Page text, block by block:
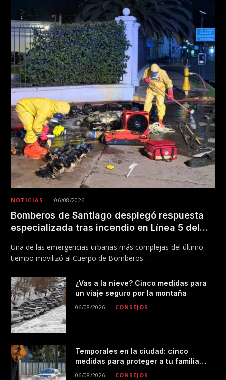
NOTICIAS 06/08/2026
Bomberos de Santiago desplegó respuesta
especializada tras incendio en Línea 5 del
Una de las emergencias urbanas más complejas del último
tiempo movilizó al Cuerpo de Bomberos…
¿Vas a la nieve? Cinco medidas para
un viaje seguro por la montaña
06/08/2026 CONSEJOS
Temporales en la ciudad: cinco
medidas para proteger a tu familia
durante las lluvias
06/08/2026 CONSEJOS